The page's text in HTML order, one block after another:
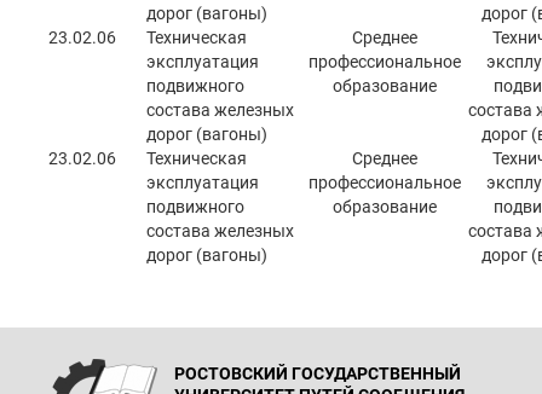
дорог (вагоны)
дорог
23.02.06
Техническая
эксплуатация
подвижного
состава железных
дорог (вагоны)
Среднее
профессиональное
образование
состава
дорог
23.02.06
Техническая
эксплуатация
подвижного
состава железных
дорог (вагоны)
Среднее
профессиональное
образование
состава
дорог
РОСТОВСКИЙ ГОСУДАРСТВЕННЫЙ